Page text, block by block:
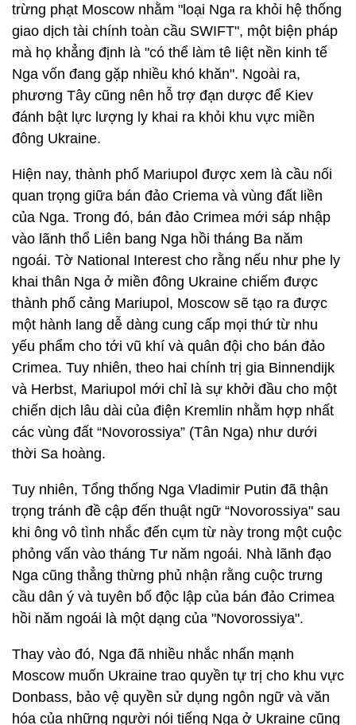
trừng phạt Moscow nhằm "loại Nga ra khỏi hệ thống
giao dịch tài chính toàn cầu SWIFT", một biện pháp
mà họ khẳng định là "có thể làm tê liệt nền kinh tế
Nga vốn đang gặp nhiều khó khăn". Ngoài ra,
phương Tây cũng nên hỗ trợ đạn dược để Kiev
đánh bật lực lượng ly khai ra khỏi khu vực miền
đông Ukraine.
Hiện nay, thành phố Mariupol được xem là cầu nối
quan trọng giữa bán đảo Criema và vùng đất liền
của Nga. Trong đó, bán đảo Crimea mới sáp nhập
vào lãnh thổ Liên bang Nga hồi tháng Ba năm
ngoái. Tờ National Interest cho rằng nếu như phe ly
khai thân Nga ở miền đông Ukraine chiếm được
thành phố cảng Mariupol, Moscow sẽ tạo ra được
một hành lang dễ dàng cung cấp mọi thứ từ nhu
yếu phẩm cho tới vũ khí và quân đội cho bán đảo
Crimea. Tuy nhiên, theo hai chính trị gia Binnendijk
và Herbst, Mariupol mới chỉ là sự khởi đầu cho một
chiến dịch lâu dài của điện Kremlin nhằm hợp nhất
các vùng đất “Novorossiya” (Tân Nga) như dưới
thời Sa hoàng.
Tuy nhiên, Tổng thống Nga Vladimir Putin đã thận
trọng tránh đề cập đến thuật ngữ “Novorossiya" sau
khi ông vô tình nhắc đến cụm từ này trong một cuộc
phỏng vấn vào tháng Tư năm ngoái. Nhà lãnh đạo
Nga cũng thẳng thừng phủ nhận rằng cuộc trưng
cầu dân ý và tuyên bố độc lập của bán đảo Crimea
hồi năm ngoái là một dạng của "Novorossiya".
Thay vào đó, Nga đã nhiều nhắc nhấn mạnh
Moscow muốn Ukraine trao quyền tự trị cho khu vực
Donbass, bảo vệ quyền sử dụng ngôn ngữ và văn
hóa của những người nói tiếng Nga ở Ukraine cũng